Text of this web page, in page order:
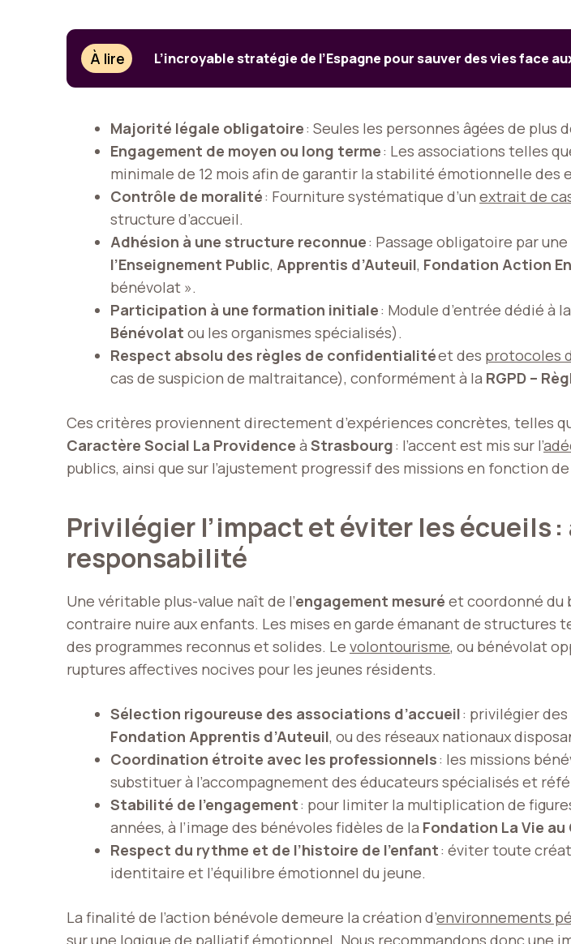
À lire L’incroyable stratégie de l’Espagne pour sauver des vies
Majorité légale obligatoire: Seules les personnes âgées de plus
Engagement de moyen ou long terme: Les associations telles
minimale de 12 mois afin de garantir la stabilité émotionnelle des
Contrôle de moralité: Fourniture systématique d’un extrait de
structure d’accueil.
Adhésion à une structure reconnue: Passage obligatoire par
l’Enseignement Public, Apprentis d’Auteuil, Fondation Action
bénévolat ».
Participation à une formation initiale: Module d’entrée dédié à la
Bénévolat ou les organismes spécialisés).
Respect absolu des règles de confidentialitéet des protocoles
cas de suspicion de maltraitance), conformément à la RGPD –
Ces critères proviennent directement d’expériences concrètes, telles
Caractère Social La Providence à Strasbourg: l’accent est mis sur l’
publics, ainsi que sur l’ajustement progressif des missions en fonction
Privilégier l’impact et éviter les écueils
responsabilité
Une véritable plus-value naît de l’engagement mesuré et coordonné du
contraire nuire aux enfants. Les mises en garde émanant de structures
des programmes reconnus et solides. Le volontourisme, ou bénévolat
ruptures affectives nocives pour les jeunes résidents.
Sélection rigoureuse des associations d’accueil: privilégier
Fondation Apprentis d’Auteuil, ou des réseaux nationaux
Coordination étroite avec les professionnels: les missions
substituer à l’accompagnement des éducateurs spécialisés et
Stabilité de l’engagement: pour limiter la multiplication de
années, à l’image des bénévoles fidèles de la Fondation La Vie au
Respect du rythme et de l’histoire de l’enfant: éviter toute
identitaire et l’équilibre émotionnel du jeune.
La finalité de l’action bénévole demeure la création d’environnements
sur une logique de palliatif émotionnel. Nous recommandons donc une